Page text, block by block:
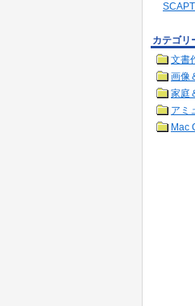
カテゴリ
文書
画像
家庭
アミ
Mac